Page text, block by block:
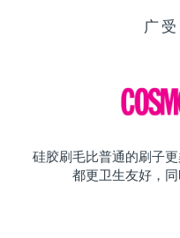
广
硅胶刷毛比普通的刷子
都更卫生友好，同